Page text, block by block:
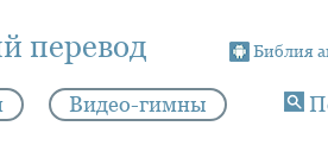
перевод Библия
Видео-гимны